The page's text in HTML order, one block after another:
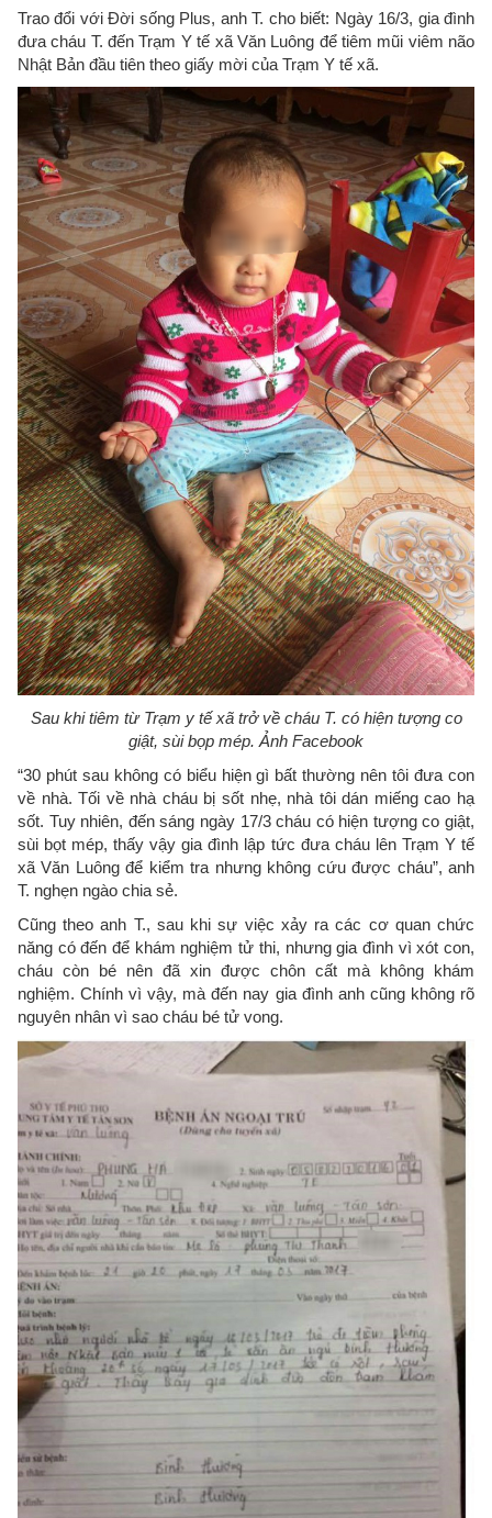
Trao đổi với Đời sống Plus, anh T. cho biết: Ngày 16/3, gia đình
đưa cháu T. đến Trạm Y tế xã Văn Luông để tiêm mũi viêm não
Nhật Bản đầu tiên theo giấy mời của Trạm Y tế xã.
Sau khi tiêm từ Trạm y tế xã trở về cháu T. có hiện tượng co
giật, sùi bọp mép. Ảnh Facebook
“30 phút sau không có biểu hiện gì bất thường nên tôi đưa con
về nhà. Tối về nhà cháu bị sốt nhẹ, nhà tôi dán miếng cao hạ
sốt. Tuy nhiên, đến sáng ngày 17/3 cháu có hiện tượng co giật,
sùi bọt mép, thấy vậy gia đình lập tức đưa cháu lên Trạm Y tế
xã Văn Luông để kiểm tra nhưng không cứu được cháu”, anh
T. nghẹn ngào chia sẻ.
Cũng theo anh T., sau khi sự việc xảy ra các cơ quan chức
năng có đến để khám nghiệm tử thi, nhưng gia đình vì xót con,
cháu còn bé nên đã xin được chôn cất mà không khám
nghiệm. Chính vì vậy, mà đến nay gia đình anh cũng không rõ
nguyên nhân vì sao cháu bé tử vong.